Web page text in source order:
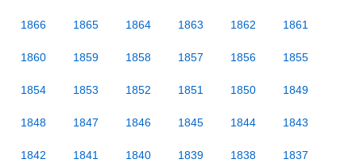
1866 1865 1864 1863 1862 1861
1860 1859 1858 1857 1856 1855
1854 1853 1852 1851 1850 1849
1848 1847 1846 1845 1844 1843
1842 1841 1840 1839 1838 1837